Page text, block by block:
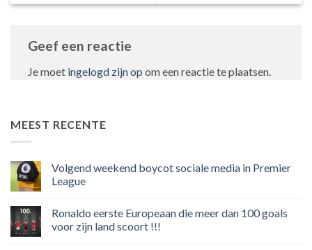
Geef een reactie
Je moet ingelogd zijn op om een reactie te plaatsen.
MEEST RECENTE
Volgend weekend boycot sociale media in Premier
League
op
weekend
Ronaldo eerste Europeaan die meer dan 100 goals
voor zijn land scoort !!!